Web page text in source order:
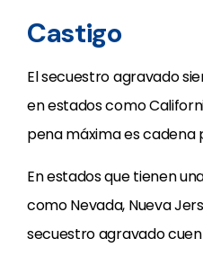
Castigo
El secuestro agravado
en estados como
pena máxima es cadena
En estados que tienen
como Nevada, Nueva
secuestro agravado